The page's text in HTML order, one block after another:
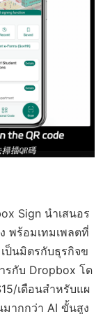
Sign นำเสนอร
พร้อมเทมเพลตที่
ป็นมิตรกับธุรกิจข
รกับ Dropbox โด
เดือนสำหรับแผ
ากกว่า AI ขั้นสูง